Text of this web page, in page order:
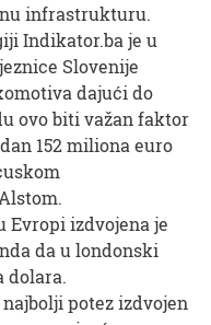
infrastrukturu.
Indikator.ba je u
Slovenije
dajući do
ovo biti važan faktor
152 miliona euro
Evropi izdvojena je
da u londonski
dolara.
potez izdvojen